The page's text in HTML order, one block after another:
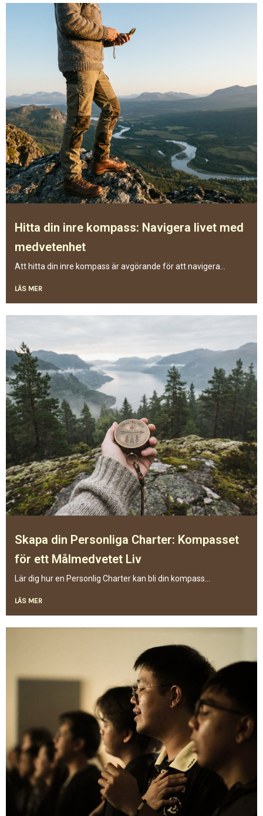
Hitta din inre kompass: Navigera livet med
medvetenhet
Att hitta din inre kompass är avgörande för att navigera...
LÄS MER
Skapa din Personliga Charter: Kompasset
för ett Målmedvetet Liv
Lär dig hur en Personlig Charter kan bli din kompass...
LÄS MER